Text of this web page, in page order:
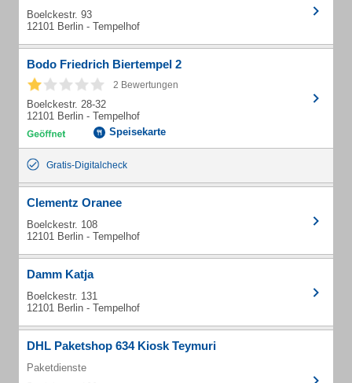
Boelckestr. 93
12101 Berlin - Tempelhof
Bodo Friedrich Biertempel 2
2 Bewertungen
Boelckestr. 28-32
12101 Berlin - Tempelhof
Speisekarte
Gratis-Digitalcheck
Clementz Oranee
Boelckestr. 108
12101 Berlin - Tempelhof
Damm Katja
Boelckestr. 131
12101 Berlin - Tempelhof
DHL Paketshop 634 Kiosk Teymuri
Paketdienste